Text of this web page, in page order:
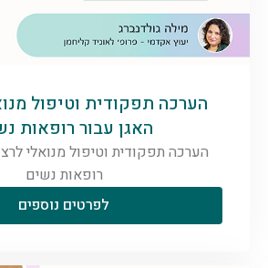
הערכה תפקודית וטיפול
האגן עבור רופאות
הערכה תפקודית וטיפול מנואלי
רופאות נשים
לפרטים נוספים